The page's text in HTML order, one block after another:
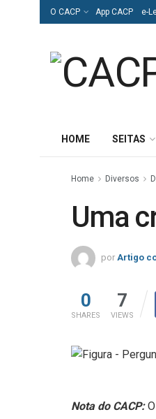
O CACP App CACP e-
HOME SEITAS
Home Diversos
Uma
por Artigo
0
SHARES
7
VIEWS
Nota do CACP: